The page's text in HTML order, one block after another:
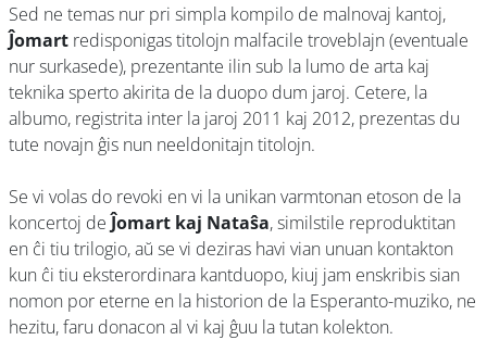
Sed ne temas nur pri simpla kompilo de malnovaj kantoj,
Ĵomart redisponigas titolojn malfacile troveblajn (eventuale
nur surkasede), prezentante ilin sub la lumo de arta kaj
teknika sperto akirita de la duopo dum jaroj. Cetere, la
albumo, registrita inter la jaroj 2011 kaj 2012, prezentas du
tute novajn ĝis nun neeldonitajn titolojn.
Se vi volas do revoki en vi la unikan varmtonan etoson de la
koncertoj deĴomart kaj Nataŝa, similstile reproduktitan
en ĉi tiu trilogio, aŭ se vi deziras havi vian unuan kontakton
kun ĉi tiu eksterordinara kantduopo, kiuj jam enskribis sian
nomon por eterne en la historion de la Esperanto-muziko, ne
hezitu, faru donacon al vi kaj ĝuu la tutan kolekton.